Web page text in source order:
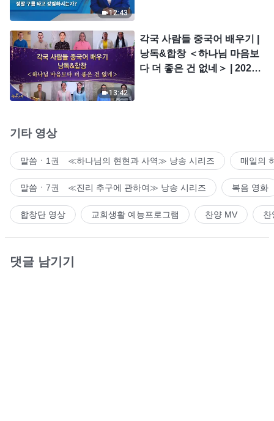
12:43
13:42
각국 사람들 중국어 배우기 |
낭독&합창 ＜하나님 마음보
다 더 좋은 건 없네＞ | 2026
기타 영상
말씀ㆍ1권 ≪하나님의 현현과 사역≫ 낭송 시리즈 매일의
말씀ㆍ7권 ≪진리 추구에 관하여≫ 낭송 시리즈 복음 영화
합창단 영상 교회생활 예능프로그램 찬양 MV 찬
댓글 남기기